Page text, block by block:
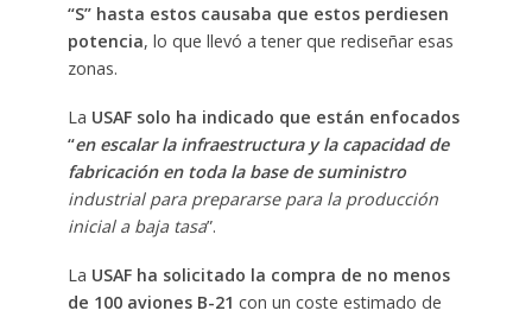
“S” hasta estos causaba que estos perdiesen
potencia, lo que llevó a tener que rediseñar esas
zonas.
La USAF solo ha indicado que están enfocados
“en escalar la infraestructura y la capacidad de
fabricación en toda la base de suministro
industrial para prepararse para la producción
inicial a baja tasa”.
La USAF ha solicitado la compra de no menos
de 100 aviones B-21 con un coste estimado de